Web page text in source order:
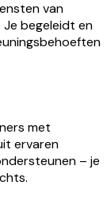
van
Je begeleidt en
met
ervaren
– je